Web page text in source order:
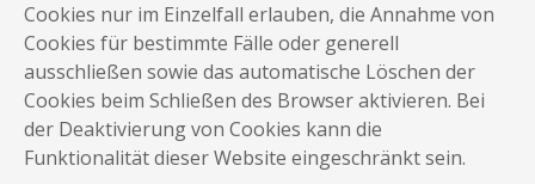
Cookies nur im Einzelfall erlauben, die Annahme von
Cookies für bestimmte Fälle oder generell
ausschließen sowie das automatische Löschen der
Cookies beim Schließen des Browser aktivieren. Bei
der Deaktivierung von Cookies kann die
Funktionalität dieser Website eingeschränkt sein.